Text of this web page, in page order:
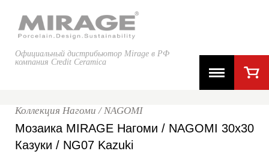
Официальный дистрибьютор Mirage в РФ
компания Credit Ceramica
Коллекция Нагоми / NAGOMI
Мозаика MIRAGE Нагоми / NAGOMI 30x30
Казуки / NG07 Kazuki